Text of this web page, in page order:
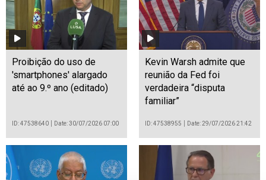
Proibição do uso de
'smartphones' alargado
até ao 9.º ano (editado)
ID: 47538640 Date: 30/07/2026 07:00
Kevin Warsh admite que
reunião da Fed foi
verdadeira “disputa
familiar”
ID: 47538955 Date: 29/07/2026 21:42